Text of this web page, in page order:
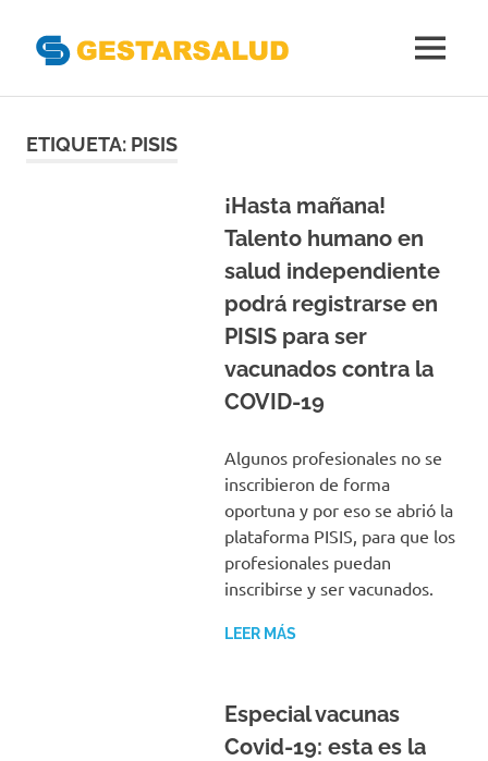
Gestoras
MENÚ
ETIQUETA: PISIS
¡Hasta mañana!
Talento humano en
salud independiente
podrá registrarse en
PISIS para ser
vacunados contra la
COVID-19
Algunos profesionales no se
inscribieron de forma
oportuna y por eso se abrió la
plataforma PISIS, para que los
profesionales puedan
inscribirse y ser vacunados.
LEER MÁS
Especial vacunas
Covid-19: esta es la